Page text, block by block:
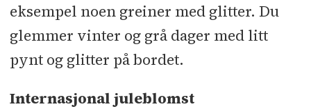
eksempel noen greiner med glitter. Du
glemmer vinter og grå dager med litt
pynt og glitter på bordet.
Internasjonal juleblomst